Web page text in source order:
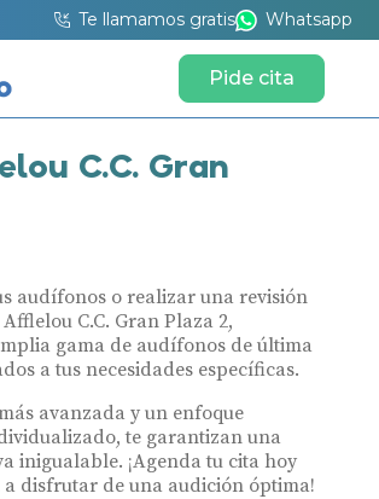
Te llamamos gratis Whatsapp
Pide cita
C.C. Gran
audífonos o realizar una revisión
C.C. Gran Plaza 2,
gama de audífonos de última
a tus necesidades específicas.
avanzada y un enfoque
te garantizan una
inigualable. ¡Agenda tu cita hoy
a disfrutar de una audición óptima!